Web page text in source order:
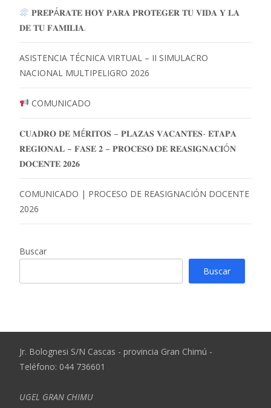
𝐏𝐑𝐄𝐏Á𝐑𝐀𝐓𝐄 𝐇𝐎𝐘 𝐏𝐀𝐑𝐀 𝐏𝐑𝐎𝐓𝐄𝐆𝐄𝐑 𝐓𝐔 𝐕𝐈𝐃𝐀 𝐘 𝐋𝐀
𝐃𝐄 𝐓𝐔 𝐅𝐀𝐌𝐈𝐋𝐈𝐀.
ASISTENCIA TÉCNICA VIRTUAL – II SIMULACRO
NACIONAL MULTIPELIGRO 2026
COMUNICADO
𝐂𝐔𝐀𝐃𝐑𝐎 𝐃𝐄 𝐌É𝐑𝐈𝐓𝐎𝐒 – 𝐏𝐋𝐀𝐙𝐀𝐒 𝐕𝐀𝐂𝐀𝐍𝐓𝐄𝐒- 𝐄𝐓𝐀𝐏𝐀
𝐑𝐄𝐆𝐈𝐎𝐍𝐀𝐋 – 𝐅𝐀𝐒𝐄 𝟐 – 𝐏𝐑𝐎𝐂𝐄𝐒𝐎 𝐃𝐄 𝐑𝐄𝐀𝐒𝐈𝐆𝐍𝐀𝐂𝐈Ó𝐍
𝐃𝐎𝐂𝐄𝐍𝐓𝐄 𝟐𝟎𝟐𝟔
COMUNICADO | PROCESO DE REASIGNACIÓN DOCENTE
2026
Buscar
Buscar
Jr. Bolognesi S/N Cascas - provincia Gran Chimú -
Teléfono: 044 736601
UGEL GRAN CHIMU